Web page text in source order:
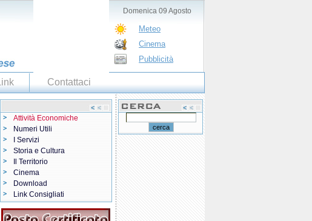
Domenica 09 Agosto
Meteo
Cinema
Pubblicità
Link Contattaci
Attività Economiche
Numeri Utili
I Servizi
Storia e Cultura
Il Territorio
Cinema
Download
Link Consigliati